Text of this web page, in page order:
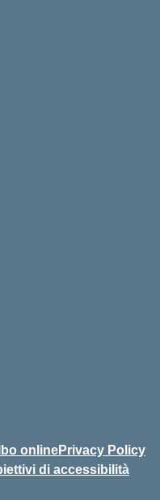
onlinePrivacy Policy
di accessibilità